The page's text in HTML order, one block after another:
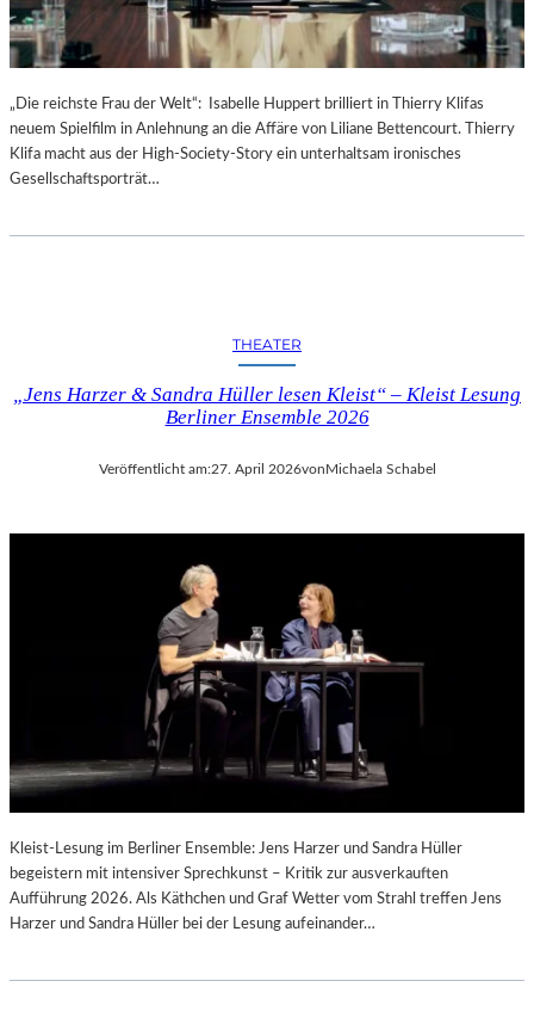
–
I
N
F
O
S
„Die reichste Frau der Welt“: Isabelle Huppert brilliert in Thierry Klifas
neuem Spielfilm in Anlehnung an die Affäre von Liliane Bettencourt. Thierry
Klifa macht aus der High-Society-Story ein unterhaltsam ironisches
Gesellschaftsporträt…
THEATER
„Jens Harzer & Sandra Hüller lesen Kleist“ – Kleist Lesung
Berliner Ensemble 2026
Veröffentlicht am:27. April 2026von Michaela Schabel
Kleist-Lesung im Berliner Ensemble: Jens Harzer und Sandra Hüller
begeistern mit intensiver Sprechkunst – Kritik zur ausverkauften
Aufführung 2026. Als Käthchen und Graf Wetter vom Strahl treffen Jens
Harzer und Sandra Hüller bei der Lesung aufeinander…